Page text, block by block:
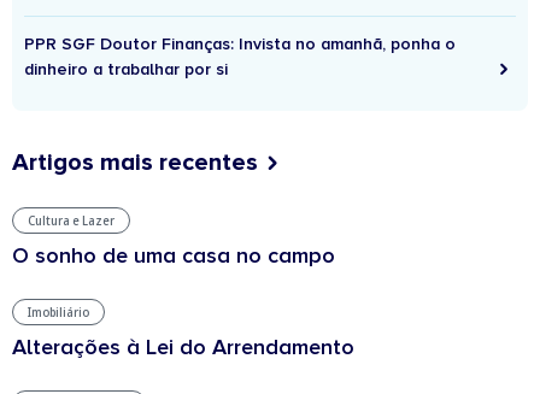
PPR SGF Doutor Finanças: Invista no amanhã, ponha o
dinheiro a trabalhar por si
Artigos mais recentes
Cultura e Lazer
O sonho de uma casa no campo
Imobiliário
Alterações à Lei do Arrendamento